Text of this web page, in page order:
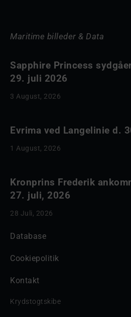
Maritime billeder & Data
Sapphire Princess
29. juli 2026
3 August, 2026
Evrima ved Langelinie d.
1 August, 2026
Kronprins Frederik
27. juli, 2026
28 Juli, 2026
Database
Cookiepolitik
Kontakt
Krydstogtskibe